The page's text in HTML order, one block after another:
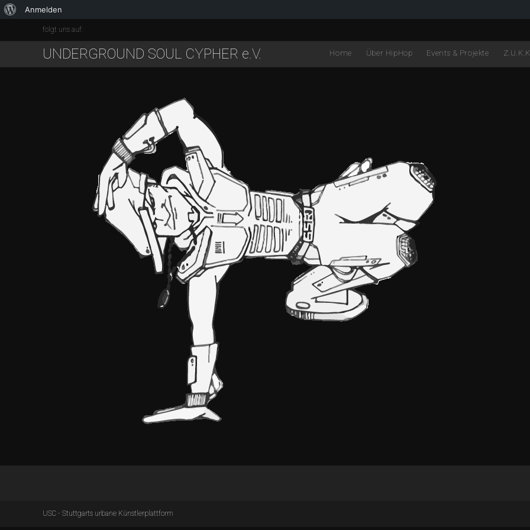
Anmelden
folgt uns auf:
UNDERGROUND SOUL CYPHER e.V. Home Über HipHop Events & Projekte
USC - Stuttgarts urbane Künstlerplattform